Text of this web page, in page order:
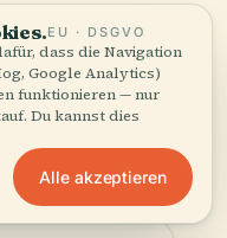
Coyoacan and
ab €238.26
EU · DSGVO
dass die Navigation
Google Analytics)
funktionieren — nur
Du kannst dies
Alle akzeptieren